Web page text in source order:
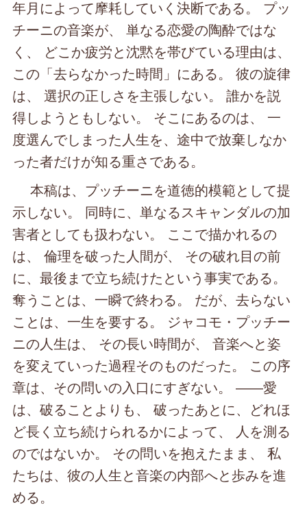
年月によって摩耗していく決断である。 プッ
チーニの音楽が、 単なる恋愛の陶酔ではな
く、 どこか疲労と沈黙を帯びている理由は、
この「去らなかった時間」にある。 彼の旋律
は、 選択の正しさを主張しない。 誰かを説
得しようともしない。 そこにあるのは、 一
度選んでしまった人生を、途中で放棄しなか
った者だけが知る重さである。
本稿は、プッチーニを道徳的模範として提
示しない。 同時に、単なるスキャンダルの加
害者としても扱わない。 ここで描かれるの
は、 倫理を破った人間が、 その破れ目の前
に、最後まで立ち続けたという事実である。
奪うことは、一瞬で終わる。 だが、去らない
ことは、一生を要する。 ジャコモ・プッチー
ニの人生は、 その長い時間が、 音楽へと姿
を変えていった過程そのものだった。 この序
章は、その問いの入口にすぎない。 ――愛
は、破ることよりも、 破ったあとに、どれほ
ど長く立ち続けられるかによって、 人を測る
のではないか。 その問いを抱えたまま、 私
たちは、彼の人生と音楽の内部へと歩みを進
める。